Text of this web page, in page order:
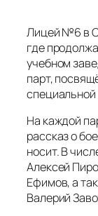
Лицей №6 в
где
учебном
парт,
На каждой
рассказ о
носит. В
Алексей
Ефимов, а
Валерий